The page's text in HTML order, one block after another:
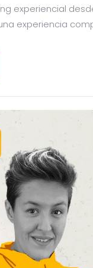
experiencial
experiencia